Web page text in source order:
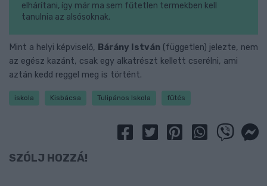
elhárítani, így már ma sem fűtetlen termekben kell
tanulnia az alsósoknak.
Mint a helyi képviselő, Bárány István (független) jelezte, nem
az egész kazánt, csak egy alkatrészt kellett cserélni, ami
aztán kedd reggel meg is történt.
iskola Kisbácsa Tulipános Iskola fűtés
SZÓLJ HOZZÁ!